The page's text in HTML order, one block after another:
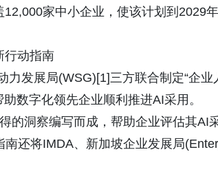
家中小企业，使该计划到2029
行动指南
发展局(WSG)[1]三方联合制定“企业
数字化领先企业顺利推进AI采用。
的洞察编写而成，帮助企业评估其AI
还将IMDA、新加坡企业发展局